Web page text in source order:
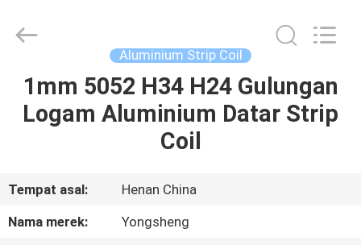
RUMAH
TENTANG
KAMI
Industry
Co.,Ltd..
Reserved.
Aluminium Strip Coil
1mm 5052 H34 H24 Gulungan
Logam Aluminium Datar Strip
Coil
Tempat asal:
Henan China
Nama merek:
Yongsheng